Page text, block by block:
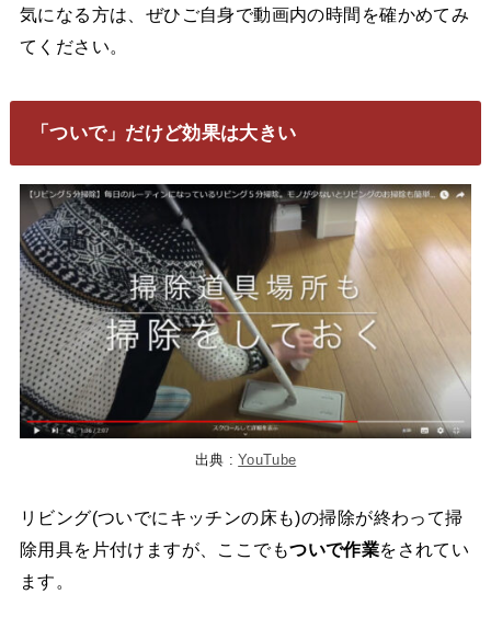
気になる方は、ぜひご自身で動画内の時間を確かめてみ
てください。
「ついで」だけど効果は大きい
出典 :YouTube
リビング(ついでにキッチンの床も)の掃除が終わって掃
除用具を片付けますが、ここでもついで作業をされてい
ます。